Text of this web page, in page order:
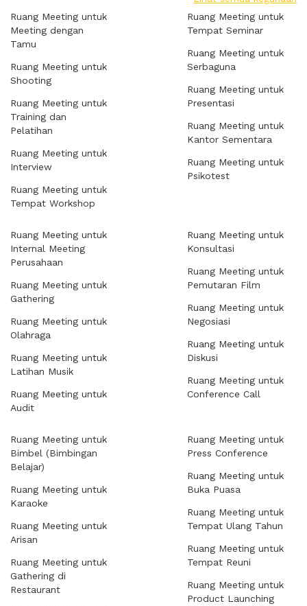
Ruang Meeting untuk
Meeting dengan
Tamu
Ruang Meeting untuk
Shooting
Ruang Meeting untuk
Training dan
Pelatihan
Ruang Meeting untuk
Interview
Ruang Meeting untuk
Tempat Workshop
Ruang Meeting untuk
Tempat Seminar
Ruang Meeting untuk
Serbaguna
Ruang Meeting untuk
Presentasi
Ruang Meeting untuk
Kantor Sementara
Ruang Meeting untuk
Psikotest
Ruang Meeting untuk
Internal Meeting
Perusahaan
Ruang Meeting untuk
Gathering
Ruang Meeting untuk
Olahraga
Ruang Meeting untuk
Latihan Musik
Ruang Meeting untuk
Audit
Ruang Meeting untuk
Konsultasi
Ruang Meeting untuk
Pemutaran Film
Ruang Meeting untuk
Negosiasi
Ruang Meeting untuk
Diskusi
Ruang Meeting untuk
Conference Call
Ruang Meeting untuk
Bimbel (Bimbingan
Belajar)
Ruang Meeting untuk
Karaoke
Ruang Meeting untuk
Arisan
Ruang Meeting untuk
Gathering di
Restaurant
Ruang Meeting untuk
Press Conference
Ruang Meeting untuk
Buka Puasa
Ruang Meeting untuk
Tempat Ulang Tahun
Ruang Meeting untuk
Tempat Reuni
Ruang Meeting untuk
Product Launching